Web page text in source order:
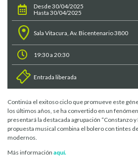
Desde 30/04/2025
Hasta 30/04/2025
Sala Vitacura, Av. Bicentenario 3800
19:30 a 20:30
Entrada liberada
Continúa el exitoso ciclo que promueve este
los últimos años, se ha convertido en un
presentará la destacada agrupación “Constanzo
propuesta musical combina el bolero con tintes
modernos.
Más información aquí.